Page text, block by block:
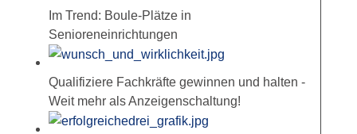
Im Trend: Boule-Plätze in
Senioreneinrichtungen
Qualifiziere Fachkräfte gewinnen und halten -
Weit mehr als Anzeigenschaltung!